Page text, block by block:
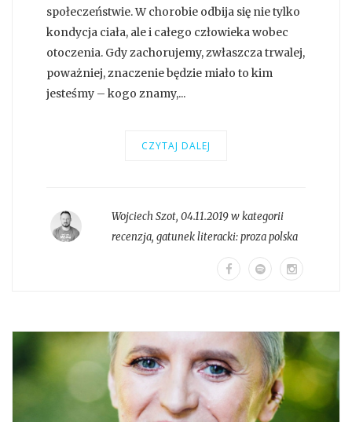
społeczeństwie. W chorobie odbija się nie tylko
kondycja ciała, ale i całego człowieka wobec
otoczenia. Gdy zachorujemy, zwłaszcza trwalej,
poważniej, znaczenie będzie miało to kim
jesteśmy – kogo znamy,...
CZYTAJ DALEJ
Wojciech Szot, 04.11.2019 w kategorii
recenzja, gatunek literacki:proza polska